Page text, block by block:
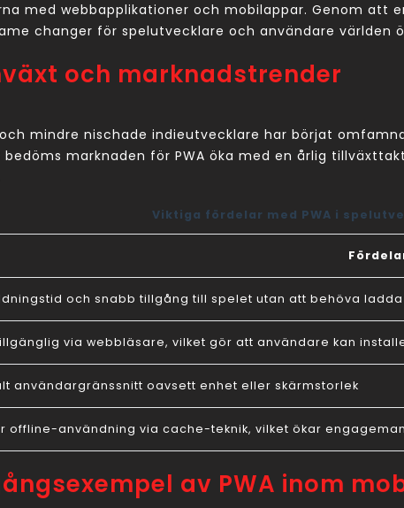
med webbapplikationer och mobilappar. Genom att
changer för spelutvecklare och användare världen
och marknadstrender
mindre nischade indieutvecklare har börjat
bedöms marknaden för PWA öka med en årlig
Viktiga fördelar med PWA i
och snabb tillgång till spelet utan att behöva
via webbläsare, vilket gör att användare kan
användargränssnitt oavsett enhet eller skärmstorlek
offline-användning via cache-teknik, vilket ökar
av PWA inom